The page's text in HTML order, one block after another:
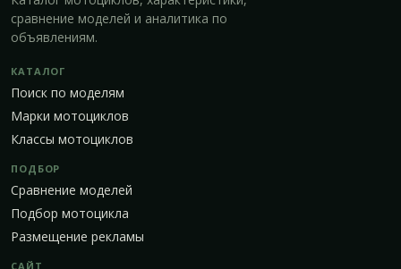
сравнение моделей и аналитика по
объявлениям.
КАТАЛОГ
Поиск по моделям
Марки мотоциклов
Классы мотоциклов
ПОДБОР
Сравнение моделей
Подбор мотоцикла
Размещение рекламы
САЙТ